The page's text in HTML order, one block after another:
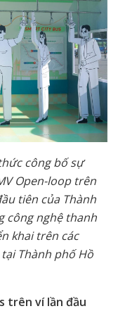
công bố sự
Open-loop trên
tiên của Thành
công nghệ thanh
khai trên các
Thành phố Hồ
trên ví lần đầu